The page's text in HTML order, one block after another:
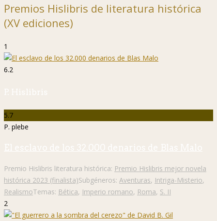
Premios Hislibris de literatura histórica
(XV ediciones)
1
6.2
P. Hislibris
5.7
P. plebe
El esclavo de los 32.000 denarios de Blas Malo
Premio Hislibris literatura histórica: Premio Hislibris mejor novela
histórica 2023 (finalista)Subgéneros: Aventuras, Intriga-Misterio,
RealismoTemas: Bética, Imperio romano, Roma, S. II
2